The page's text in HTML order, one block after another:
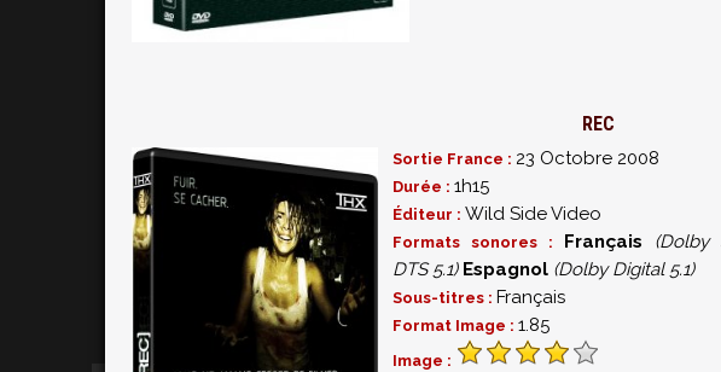
REC
Sortie France : 23 Octobre 2008
Durée :1h15
Éditeur :Wild Side Video
Formats sonores : Français
(Dolby
DTS 5.1) Espagnol (Dolby Digital 5.1)
Sous-titres : Français
Format Image :1.85
Image :